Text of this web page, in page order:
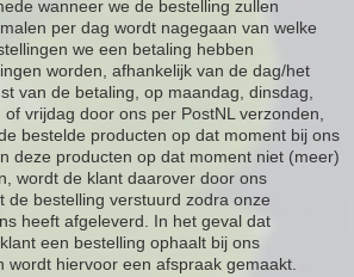
wanneer we de bestelling zullen
per dag wordt nagegaan van welke
we een betaling hebben
worden, afhankelijk van de dag/het
van de betaling, op maandag, dinsdag,
vrijdag door ons per PostNL verzonden,
bestelde producten op dat moment bij ons
deze producten op dat moment niet (meer)
wordt de klant daarover door ons
de bestelling verstuurd zodra onze
heeft afgeleverd. In het geval dat
een bestelling ophaalt bij ons
wordt hiervoor een afspraak gemaakt.